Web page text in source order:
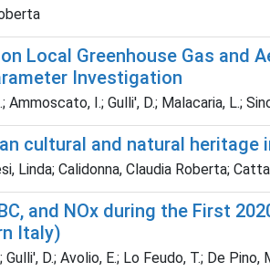
Local Greenhouse Gas and
Investigation
Ammoscato, I.; Gulli', D.; Malacaria, L.;
cultural and natural heritage
Linda; Calidonna, Claudia Roberta;
BC, and NOx during the First
Italy)
D.; Avolio, E.; Lo Feudo, T.; De